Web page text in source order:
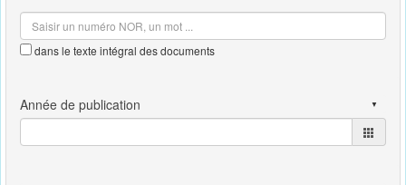
dans le texte intégral des documents